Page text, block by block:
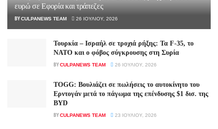
ευρώ σε Εφορία και τράπεζες
BYCULPANEWS TEAM 26 ΙΟΥΛΊΟΥ, 2026
Τουρκία – Ισραήλ σε τροχιά ρήξης: Τα F-35, το
ΝΑΤΟ και ο φόβος σύγκρουσης στη Συρία
BYCULPANEWS TEAM 26 ΙΟΥΛΊΟΥ, 2026
TOGG: Βουλιάζει σε πωλήσεις το αυτοκίνητο του
Ερντογάν μετά το πάγωμα της επένδυσης $1 δισ. της
BYD
BYCULPANEWS TEAM 23 ΙΟΥΛΊΟΥ, 2026